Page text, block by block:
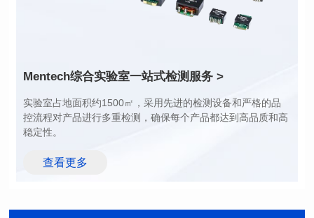
高（mm): 16.5
电感值(μH): 170~2200
最大直流电阻(mΩ): 1~7
Mentech综合实验室一站式检测服务 >
稳定性。
查看更多